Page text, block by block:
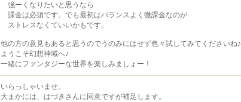
強ーくなりたいと思うなら
課金は必須です。でも最初はバランスよく微課金なのが
ストレスなくていいかもです。
他の方の意見もあると思うのでうのみにはせず色々試してみてくださいね♪
ようこそ幻想神域へ♪
一緒にファンタジーな世界を楽しみましょー！
いらっしゃいませ。
大まかには、はづきさんに同意ですが補足します。